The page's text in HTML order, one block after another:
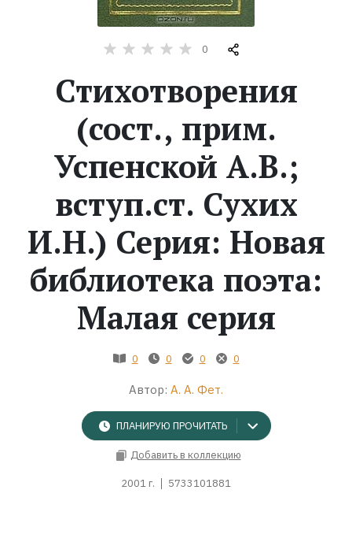
Экранизации
Коллекции
0
Стихотворения
(сост., прим.
Успенской А.В.;
вступ.ст. Сухих
И.Н.) Серия: Новая
библиотека поэта:
Малая серия
0 0 0 0
Автор: А. А. Фет.
ПЛАНИРУЮ ПРОЧИТАТЬ
Добавить в коллекцию
2001 г. 5733101881